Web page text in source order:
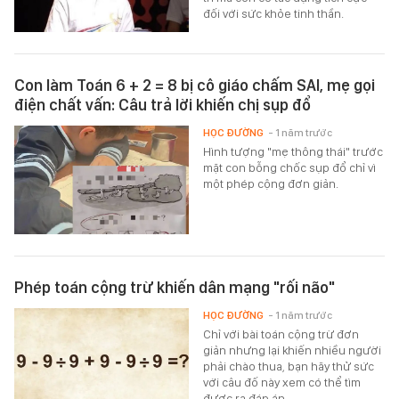
đối với sức khỏe tinh thần.
Con làm Toán 6 + 2 = 8 bị cô giáo chấm SAI, mẹ gọi
điện chất vấn: Câu trả lời khiến chị sụp đổ
Hình tượng "mẹ thông thái" trước
mặt con bỗng chốc sụp đổ chỉ vì
một phép cộng đơn giản.
HỌC ĐƯỜNG - 1 năm trước
Phép toán cộng trừ khiến dân mạng "rối não"
Chỉ với bài toán cộng trừ đơn
giản nhưng lại khiến nhiều người
phải chào thua, bạn hãy thử sức
với câu đố này xem có thể tìm
HỌC ĐƯỜNG - 1 năm trước